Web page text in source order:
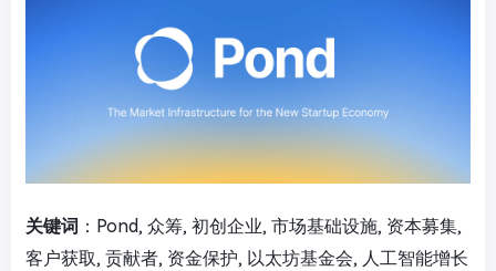
关键词 ：Pond, 众筹, 初创企业, 市场基础设施, 资本募集,
客户获取, 贡献者, 资金保护, 以太坊基金会, 人工智能增长